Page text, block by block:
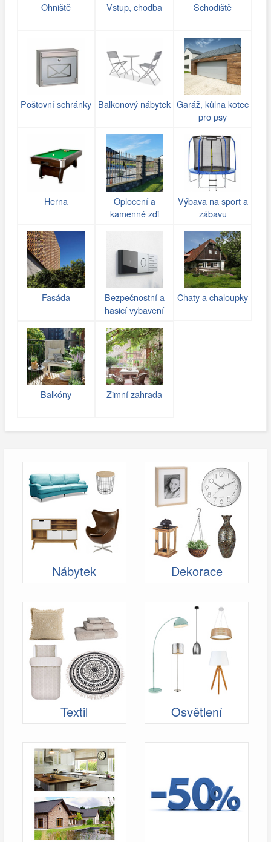
Ohniště Vstup, chodba Schodiště
Poštovní schránky Balkonový nábytek Garáž, kůlna kotec
pro psy
Herna
Oplocení a
kamenné zdi
Výbava na sport a
zábavu
Fasáda
Bezpečnostní a
hasicí vybavení
Chaty a chaloupky
Balkóny Zimní zahrada
Nábytek Dekorace
Textil Osvětlení